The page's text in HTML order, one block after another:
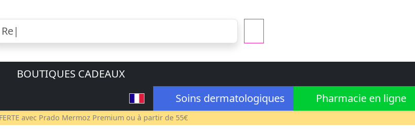
BOUTIQUES CADEAUX
Soins dermatologiques
Pharmacie en ligne
avec Prado Mermoz Premium ou à partir de 55€